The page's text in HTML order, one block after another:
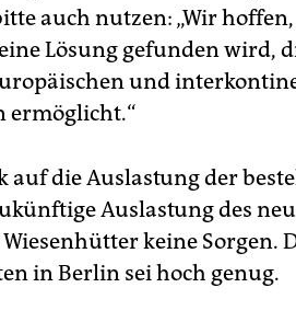
auch nutzen: „Wir
Lösung gefunden wird,
und
ermöglicht.“
auf die Auslastung der
Auslastung des
keine Sorgen.
in Berlin sei hoch genug.